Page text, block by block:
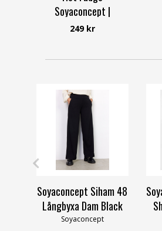
Soyaconcept |
Smilebutiken
249 kr
Soyaconcept Siham 48
Långbyxa Dam Black
Soyaconcept